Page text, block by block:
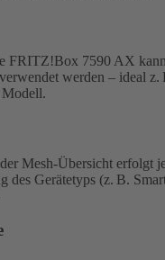
FRITZ!Box 7590 AX
werden – ideal
Modell.
Mesh-Übersicht erfolgt
des Gerätetyps (z. B.